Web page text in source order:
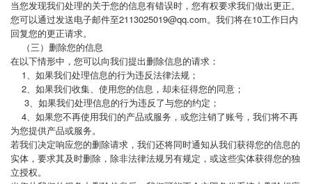
当您发现我们处理的关于您的信息有错误时，您有权要求我们做出更正。
您可以通过发送电子邮件至2113025019@qq.com。我们将在10工作日内
回复您的更正请求。
（三）删除您的信息
在以下情形中，您可以向我们提出删除信息的请求：
1、如果我们处理信息的行为违反法律法规；
2、如果我们收集、使用您的信息，却未征得您的同意；
3、如果我们处理信息的行为违反了与您的约定；
4、如果您不再使用我们的产品或服务，或您注销了账号，我们将不再
为您提供产品或服务。
若我们决定响应您的删除请求，我们还将同时通知从我们获得您的信息的
实体，要求其及时删除，除非法律法规另有规定，或这些实体获得您的独
立授权。